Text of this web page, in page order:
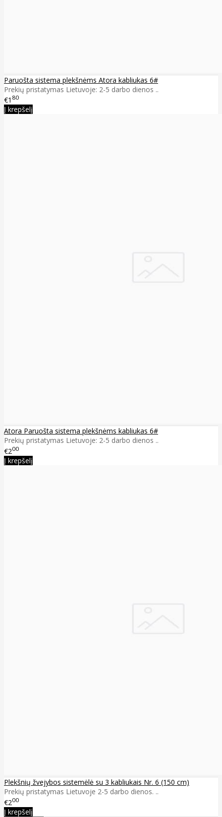
Paruošta sistema plekšnėms Atora kabliukas 6#
Prekių pristatymas Lietuvoje: 2-5 darbo dienos ..
€1 80
Į krepšelį
Atora Paruošta sistema plekšnėms kabliukas 6#
Prekių pristatymas Lietuvoje: 2-5 darbo dienos ..
€200
Į krepšelį
Plekšnių žvejybos sistemėlė su 3 kabliukais Nr. 6 (150 cm)
Prekių pristatymas Lietuvoje 2-5 darbo dienos. ..
€200
Į krepšelį